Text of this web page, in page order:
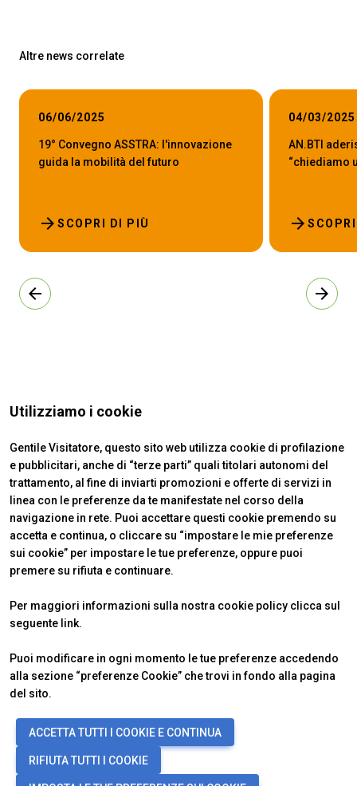
Altre news correlate
06/06/2025
19° Convegno ASSTRA: l'innovazione
guida la mobilità del futuro
SCOPRI DI PIÙ
arrow_forward
04/03/2025
AN.BTI
“chiediamo
arrow_forward
arrow_back arrow_forward
Utilizziamo i cookie
Gentile Visitatore, questo sito web utilizza cookie di profilazione
e pubblicitari, anche di “terze parti” quali titolari autonomi del
trattamento, al fine di inviarti promozioni e offerte di servizi in
linea con le preferenze da te manifestate nel corso della
navigazione in rete. Puoi accettare questi cookie premendo su
accetta e continua, o cliccare su “impostare le mie preferenze
sui cookie” per impostare le tue preferenze, oppure puoi
premere su rifiuta e continuare.
Per maggiori informazioni sulla nostra cookie policy clicca sul
seguente link.
Puoi modificare in ogni momento le tue preferenze accedendo
alla sezione “preferenze Cookie” che trovi in fondo alla pagina
del sito.
ACCETTA TUTTI I COOKIE E CONTINUA
RIFIUTA TUTTI I COOKIE
ABOUT
IBE Intermobility Future Ways
Newsletter
VISITARE
Perché visitare
ESPORRE
Perché esporre
Info utili
INFO UTILI
© 2026ITALIAN EXHIBITION GROUP SpA - Via Emilia 155, 47921 Rimini
(Italy) - Registro Imprese Rimini e C.F./P.I. 00139440408 - Cap. Soc.
52.214.897 i.v. -Copyright & disclaimer